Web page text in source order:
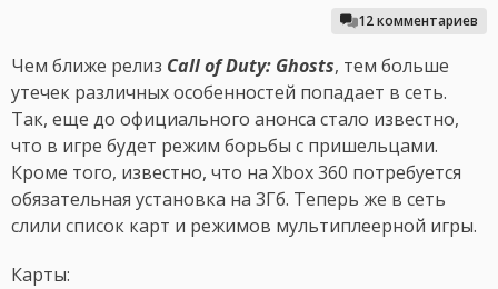
12 комментариев
Чем ближе релиз Call of Duty: Ghosts, тем больше
утечек различных особенностей попадает в сеть.
Так, еще до официального анонса стало известно,
что в игре будет режим борьбы с пришельцами.
Кроме того, известно, что на Xbox 360 потребуется
обязательная установка на 3Гб. Теперь же в сеть
слили список карт и режимов мультиплеерной игры.
Карты: